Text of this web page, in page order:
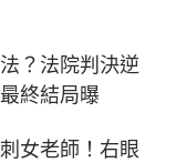
？法院判決逆
終結局曝
女老師！右眼